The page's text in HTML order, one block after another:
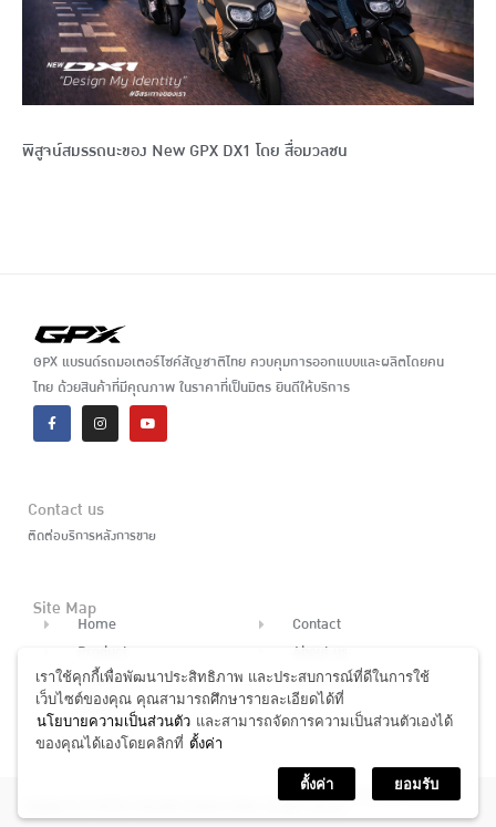
พิสูจน์สมรรถนะของ New GPX DX1 โดย สื่อมวลชน
GPX แบรนด์รถมอเตอร์ไซค์สัญชาติไทย ควบคุมการออกแบบและผลิตโดยคน
ไทย ด้วยสินค้าที่มีคุณภาพ ในราคาที่เป็นมิตร ยินดีให้บริการ
Contact us
ติดต่อบริการหลังการขาย
Site Map
Home
Product
News
Dealer
Contact
About us
Finance
www.gpxthailand.com
เราใช้คุกกี้เพื่อพัฒนาประสิทธิภาพ และประสบการณ์ที่ดีในการใช้
เว็บไซต์ของคุณ คุณสามารถศึกษารายละเอียดได้ที่
นโยบายความเป็นส่วนตัว และสามารถจัดการความเป็นส่วนตัวเองได้
ของคุณได้เองโดยคลิกที่ ตั้งค่า
ตั้งค่า ยอมรับ